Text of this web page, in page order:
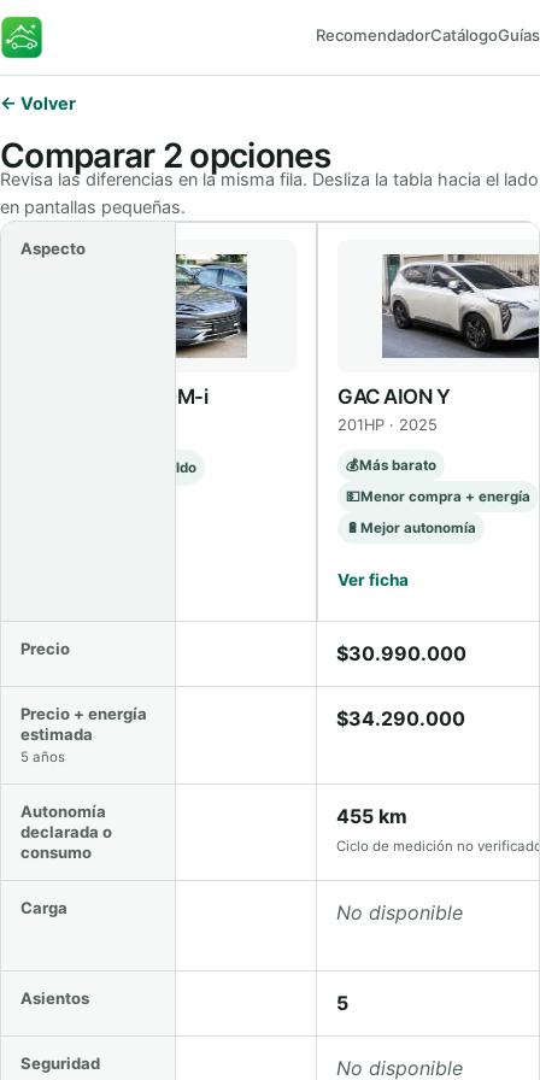
FaroEV RecomendadorCatálogoGuías
← Volver
Comparar 2 opciones
Revisa las diferencias en la misma fila. Desliza la tabla hacia el lado
en pantallas pequeñas.
Comparación de precio, energía, autonomía o consumo,
Aspecto
BYD Song Plus DM-i
Híbrido como respaldo
GAC AION Y
201HP · 2025
💰Más barato
💵Menor compra + energía
🔋 Mejor autonomía
Ver ficha
Precio
$36.990.000 $30.990.000
Precio + energía
estimada
5 años
$40.761.420 $34.290.000
Autonomía
declarada o
consumo
105 km
Autonomía eléctrica
455 km
Ciclo de medición no
Carga
5.6 kW AC No disponible
Asientos
5 5
Seguridad
No disponible No disponible